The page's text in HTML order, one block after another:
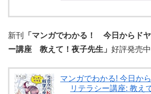
新刊
「マンガでわかる！ 今日からド
ー講座 教えて！夜子先生」 好評発売中
マンガでわかる! 今日か
リテラシー講座: 教え